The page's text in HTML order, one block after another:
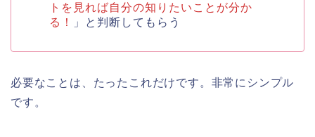
トを見れば自分の知りたいことが分か
る！
」と判断してもらう
必要なことは、たったこれだけです。非常にシンプル
です。